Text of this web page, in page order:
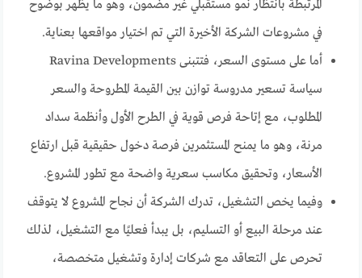
المرتبطة بانتظار نمو مستقبلي غير مضمون، وهو ما يظهر بوضوح
في مشروعات الشركة الأخيرة التي تم اختيار مواقعها بعناية.
أما على مستوى السعر، فتتبنى Ravina Developments
سياسة تسعير مدروسة توازن بين القيمة المطروحة والسعر
المطلوب، مع إتاحة فرص قوية في الطرح الأول وأنظمة سداد
مرنة، وهو ما يمنح المستثمرين فرصة دخول حقيقية قبل ارتفاع
الأسعار، وتحقيق مكاسب سعرية واضحة مع تطور المشروع.
وفيما يخص التشغيل، تدرك الشركة أن نجاح المشروع لا يتوقف
عند مرحلة البيع أو التسليم، بل يبدأ فعليًا مع التشغيل، لذلك
تحرص على التعاقد مع شركات إدارة وتشغيل متخصصة،